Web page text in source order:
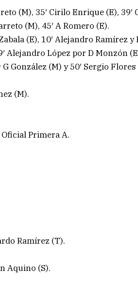
(M), 35′ Cirilo Enrique (E), 39′
(M), 45′ A Romero (E).
(E), 10′ Alejandro Ramírez
Alejandro López por D Monzón
González (M) y 50′ Sergio
(M).
Primera A.
Ramírez (T).
Aquino (S).